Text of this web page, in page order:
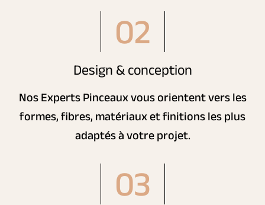
02
Design & conception
Nos Experts Pinceaux vous orientent vers les
formes, fibres, matériaux et finitions les plus
adaptés à votre projet.
03